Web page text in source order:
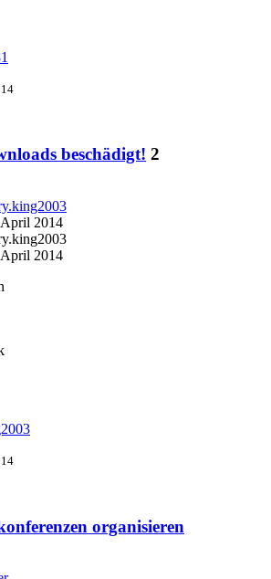
beschädigt! 2
2014
2014
organisieren